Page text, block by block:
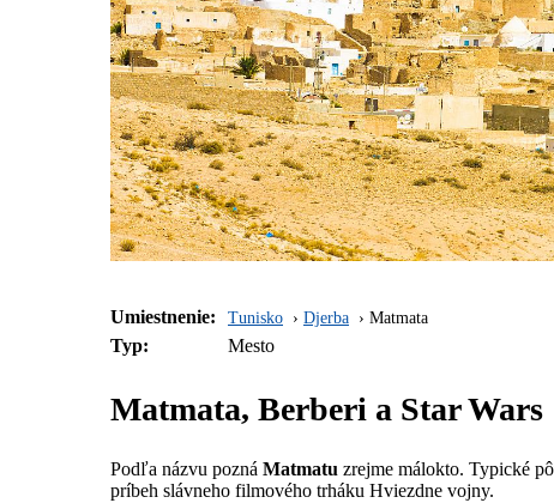
Umiestnenie: Tunisko Djerba Matmata
Typ: Mesto
Matmata, Berberi a Star Wars
Podľa názvu pozná Matmatu zrejme málokto. Typické
príbeh slávneho filmového trháku Hviezdne vojny.